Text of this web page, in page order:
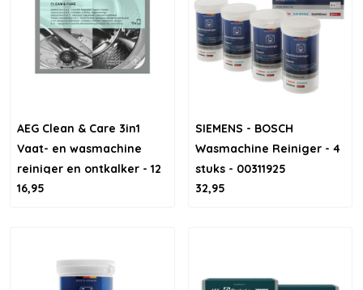
AEG Clean & Care 3in1
Vaat- en wasmachine
reiniger en ontkalker - 12
stuks
16,95
SIEMENS - BOSCH
Wasmachine Reiniger - 4
stuks - 00311925
32,95